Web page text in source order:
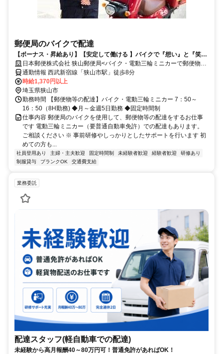
郵便局のバイクで配達
【ボーナス・昇給あり】【安定して働ける 】バイクで『想い』と『笑
顔』をつなぐお仕事してみませんか？
日本郵便株式会社 狭山郵便局<バイク・電動三輪ミニカーで郵便物等
の配達>
通勤情報 西武新宿線「狭山市駅」徒歩8分
時給1,370円以上
埼玉県狭山市
勤務時間 【郵便物等の配達】バイク・電動三輪ミニカー 7：50～
16：50（8H勤務) ◆月～金週5日勤務 ◆固定時間制
仕事内容 郵便局のバイクを使用して、郵便物等の配達をするお仕事
です 電動三輪ミニカー（要普通自動車免許）での配達もあります。
ご相談ください ※ 事前研修やしっかりとしたサポートを行います 初
めての方も...
社員登用あり 主婦・主夫歓迎 固定時間制 未経験者歓迎 経験者歓迎
研修あり
制服貸与
ブランクOK 交通費支給
業務委託
配達スタッフ(軽自動車での配達)
未経験から高月報酬40～80万円可！普通免許があればOK！